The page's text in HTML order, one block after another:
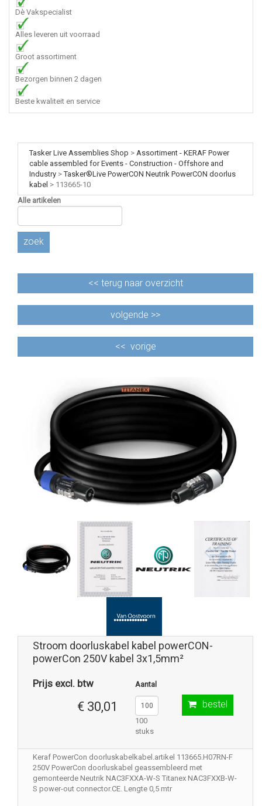
Dè Vakspecialist
Alles leveren uit voorraad
Groot assortiment
Bezorgen binnen 2 dagen
Beste kwaliteit en service
Tasker Live Assemblies Shop > Assortiment - KERAF Power
cable assembled for Events - Construction - Offshore and
Industry >Tasker®Live PowerCON Neutrik PowerCON doorlus
kabel > 113665-10
Alle artikelen
zoek
<< terug naar overzicht
volgende >>
<< vorige
Stroom doorluskabel kabel powerCON-
powerCon 250V kabel 3x1,5mm²
Prijs excl. btw
€ 30,01
Aantal
100
stuks
bestel
Keraf PowerCon doorluskabelkabel.artikel 113665.H07RN-F
250V PowerCon doorluskabel geassembleerd met
gemonteerde Neutrik NAC3FXXA-W-S Titanex NAC3FXXB-W-
S power-out connector.CE. Lengte 0,5 mtr